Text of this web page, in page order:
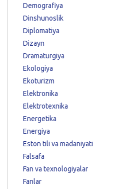
Demografiya
Dinshunoslik
Diplomatiya
Dizayn
Dramaturgiya
Ekologiya
Ekoturizm
Elektronika
Elektrotexnika
Energetika
Energiya
Eston tili va madaniyati
Falsafa
Fan va texnologiyalar
Fanlar